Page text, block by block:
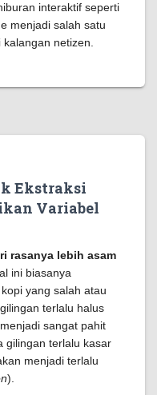
interaktif seperti
menjadi salah satu
netizen.
Ekstraksi
Variabel
rasanya lebih asam
ini biasanya
yang salah atau
terlalu halus
sangat pahit
gilingan terlalu kasar
menjadi terlalu
).